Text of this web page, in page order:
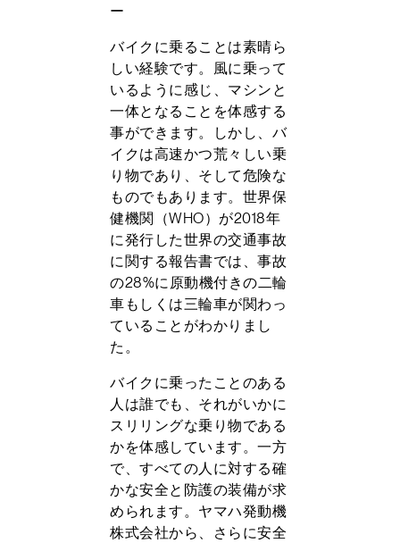
ー
バイクに乗ることは素晴ら
しい経験です。風に乗って
いるように感じ、マシンと
一体となることを体感する
事ができます。しかし、バ
イクは高速かつ荒々しい乗
り物であり、そして危険な
ものでもあります。世界保
健機関（WHO）が2018年
に発行した世界の交通事故
に関する報告書では、事故
の28%に原動機付きの二輪
車もしくは三輪車が関わっ
ていることがわかりまし
た。
バイクに乗ったことのある
人は誰でも、それがいかに
スリリングな乗り物である
かを体感しています。一方
で、すべての人に対する確
かな安全と防護の装備が求
められます。ヤマハ発動機
株式会社から、さらに安全